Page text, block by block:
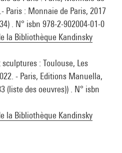
Paris : Monnaie de Paris, 2017
. N° isbn 978-2-902004-01-0
la Bibliothèque Kandinsky
: Toulouse, Les
- Paris, Editions Manuella,
(liste des oeuvres)) . N° isbn
la Bibliothèque Kandinsky